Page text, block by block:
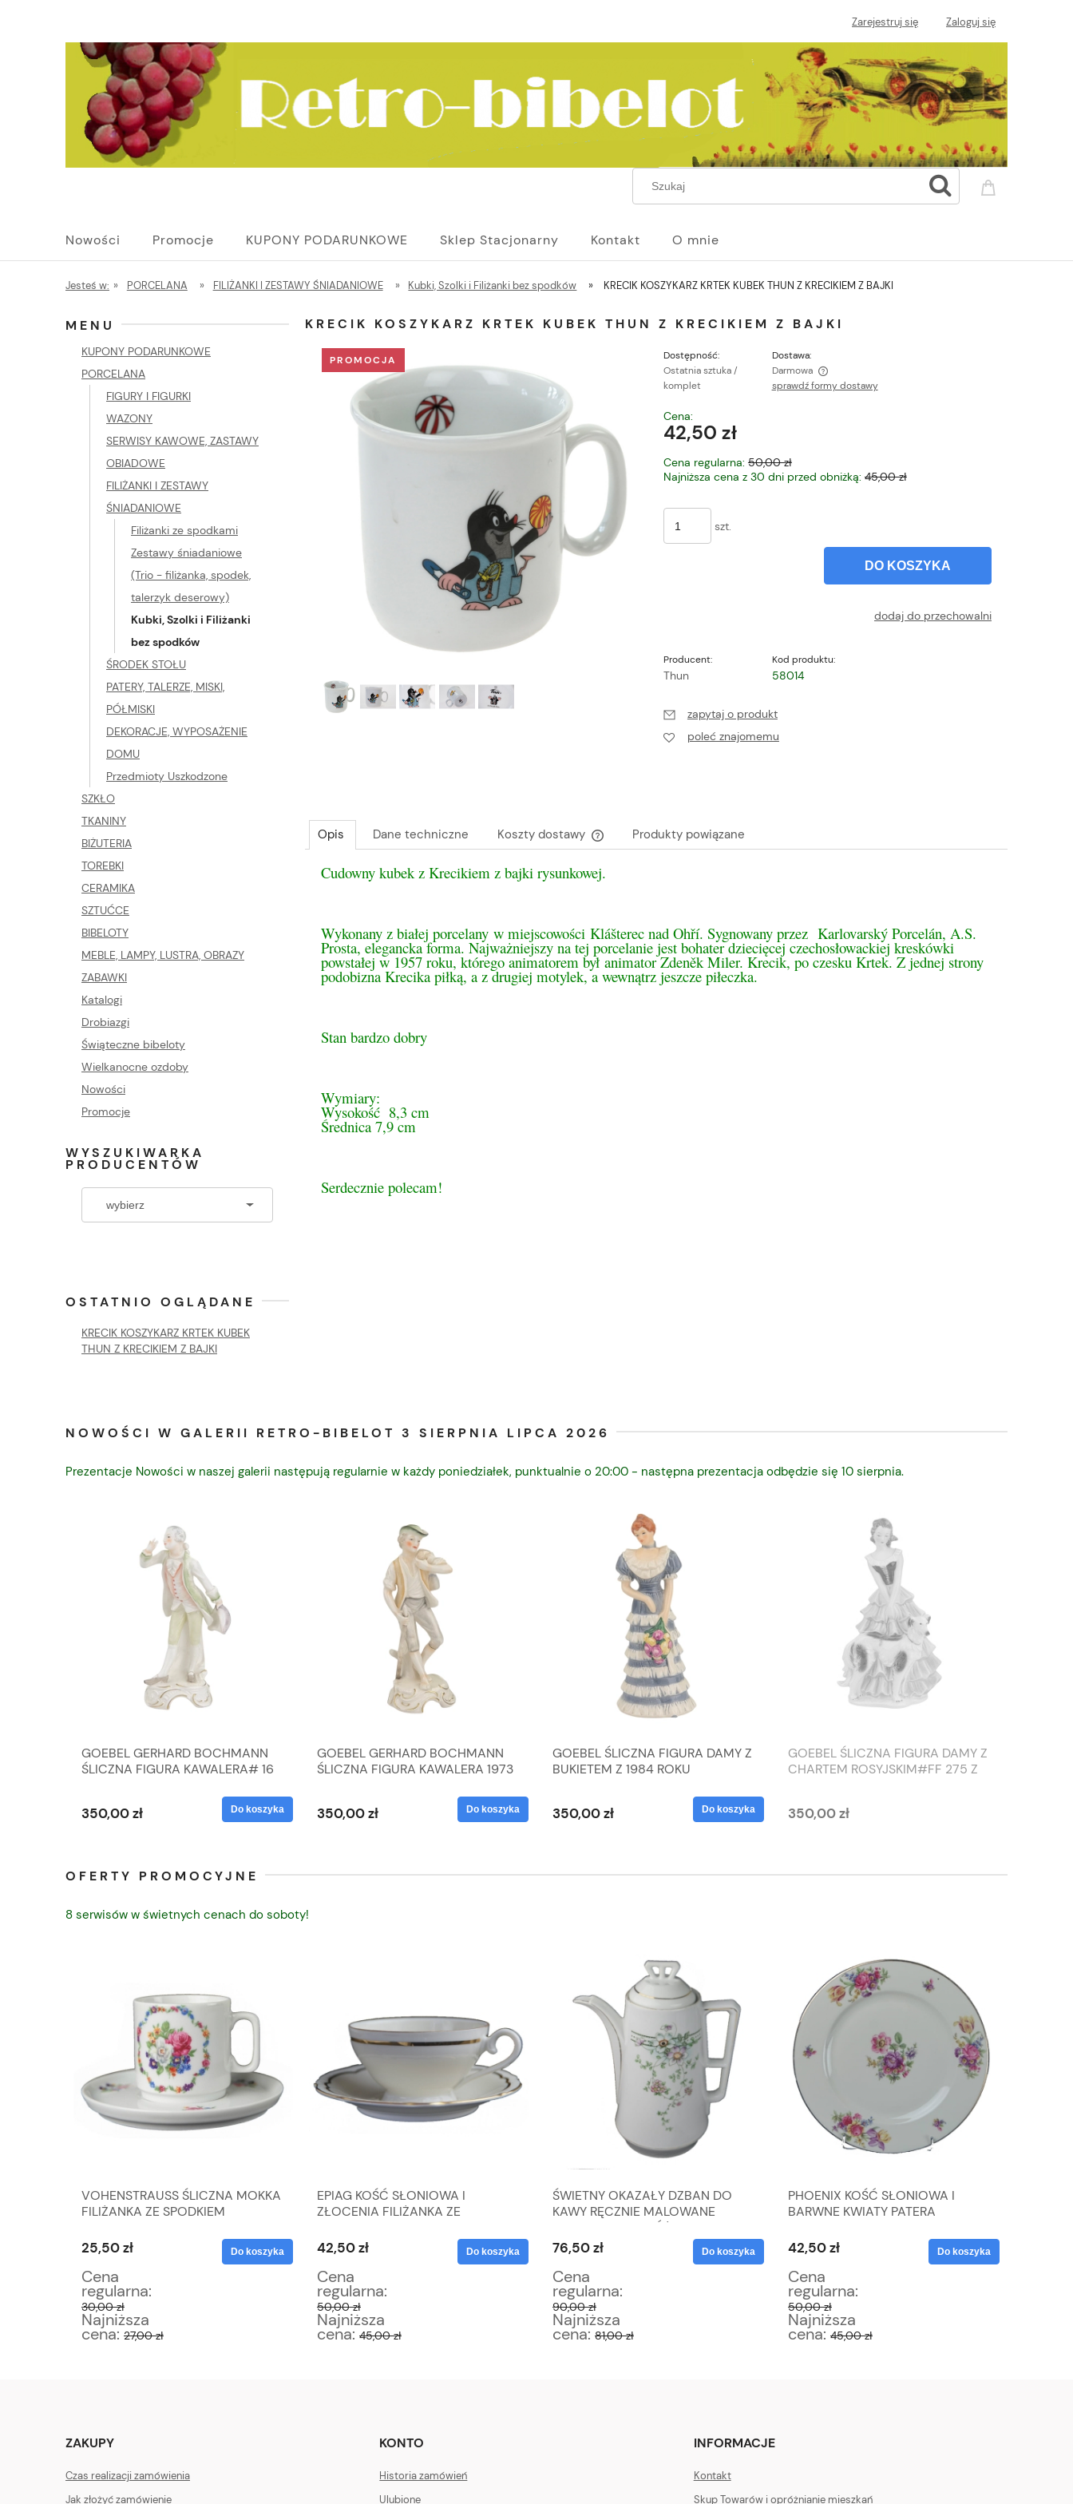
Zarejestruj się Zaloguj się
Nowości Promocje KUPONY PODARUNKOWE Sklep Stacjonarny Kontakt O mnie
Jesteś w: » PORCELANA » FILIŻANKI I ZESTAWY ŚNIADANIOWE » Kubki, Szolki i Filiżanki bez spodków » KRECIK KOSZYKARZ KRTEK KUBEK THUN Z KRECIKIEM Z BAJKI
MENU
KUPONY PODARUNKOWE
PORCELANA
FIGURY I FIGURKI
WAZONY
SERWISY KAWOWE, ZASTAWY
OBIADOWE
FILIŻANKI I ZESTAWY
ŚNIADANIOWE
Filiżanki ze spodkami
Zestawy śniadaniowe
(Trio - filiżanka, spodek,
talerzyk deserowy)
Kubki, Szolki i Filiżanki
bez spodków
ŚRODEK STOŁU
PATERY, TALERZE, MISKI,
PÓŁMISKI
DEKORACJE, WYPOSAŻENIE
DOMU
Przedmioty Uszkodzone
SZKŁO
TKANINY
BIŻUTERIA
TOREBKI
CERAMIKA
SZTUĆCE
BIBELOTY
MEBLE, LAMPY, LUSTRA, OBRAZY
ZABAWKI
Katalogi
Drobiazgi
Świąteczne bibeloty
Wielkanocne ozdoby
Nowości
Promocje
WYSZUKIWARKA
PRODUCENTÓW
OSTATNIO OGLĄDANE
KRECIK KOSZYKARZ KRTEK KUBEK
THUN Z KRECIKIEM Z BAJKI
KRECIK KOSZYKARZ KRTEK KUBEK THUN Z KRECIKIEM Z BAJKI
PROMOCJA
Dostępność:
Ostatnia sztuka /
komplet
Dostawa:
Darmowa
sprawdź formy dostawy
Cena:
42,50 zł
Cena regularna: 50,00 zł
Najniższa cena z 30 dni przed obniżką: 45,00 zł
szt.
DO KOSZYKA
dodaj do przechowalni
Producent:
Thun
Kod produktu:
58014
zapytaj o produkt
poleć znajomemu
Opis Dane techniczne Koszty dostawy
Cena nie zawiera ewentualnych kosztów
Produkty powiązane
Cudowny kubek z Krecikiem z bajki rysunkowej.
Wykonany z białej porcelany w miejscowości Klášterec nad Ohří. Sygnowany przez Karlovarský Porcelán, A.S.
Prosta, elegancka forma. Najważniejszy na tej porcelanie jest bohater dziecięcej czechosłowackiej kreskówki
powstałej w 1957 roku, którego animatorem był animator Zdeněk Miler. Krecik, po czesku Krtek. Z jednej strony
podobizna Krecika piłką, a z drugiej motylek, a wewnątrz jeszcze piłeczka.
Stan bardzo dobry
Wymiary:
Wysokość 8,3 cm
Średnica 7,9 cm
Serdecznie polecam!
NOWOŚCI W GALERII RETRO-BIBELOT 3 SIERPNIA LIPCA 2026
Prezentacje Nowości w naszej galerii następują regularnie w każdy poniedziałek, punktualnie o 20:00 - następna prezentacja odbędzie się 10 sierpnia.
GOEBEL GERHARD BOCHMANN
ŚLICZNA FIGURA KAWALERA# 16
350,00 zł Do koszyka
GOEBEL GERHARD BOCHMANN
ŚLICZNA FIGURA KAWALERA 1973
350,00 zł Do koszyka
GOEBEL ŚLICZNA FIGURA DAMY Z
BUKIETEM Z 1984 ROKU
350,00 zł Do koszyka
GOEBEL ŚLICZNA FIGURA DAMY Z
CHARTEM ROSYJSKIM#FF 275 Z
350,00 zł
OFERTY PROMOCYJNE
8 serwisów w świetnych cenach do soboty!
VOHENSTRAUSS ŚLICZNA MOKKA
FILIŻANKA ZE SPODKIEM
25,50 zł
Cena
regularna:
30,00 zł
Najniższa
cena: 27,00 zł
Do koszyka
EPIAG KOŚĆ SŁONIOWA I
ZŁOCENIA FILIŻANKA ZE
42,50 zł
Cena
regularna:
50,00 zł
Najniższa
cena: 45,00 zł
Do koszyka
ŚWIETNY OKAZAŁY DZBAN DO
KAWY RĘCZNIE MALOWANE
KWIATY DZIKIEJ RÓŻY
76,50 zł
Cena
regularna:
90,00 zł
Najniższa
cena: 81,00 zł
Do koszyka
PHOENIX KOŚĆ SŁONIOWA I
BARWNE KWIATY PATERA
42,50 zł
Cena
regularna:
50,00 zł
Najniższa
cena: 45,00 zł
Do koszyka
ZAKUPY
Czas realizacji zamówienia
Jak złożyć zamówienie
KONTO
Historia zamówień
Ulubione
INFORMACJE
Kontakt
Skup Towarów i opróżnianie mieszkań